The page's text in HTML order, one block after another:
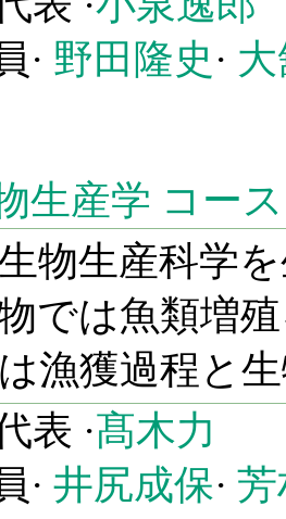
· 野田隆史 ·
生産学 コース
物生産科学
では魚類増
漁獲過程と
表 ·髙木力
· 井尻成保·